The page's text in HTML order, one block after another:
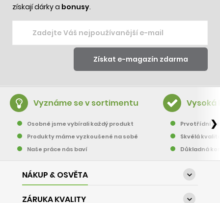
získají dárky a bonusy.
Vyznáme se v sortimentu
Osobně jsme vybírali každý produkt
Produkty máme vyzkoušené na sobě
Naše práce nás baví
Vysoká
Prvotřídní
Skvělá
Důkladná
❯
NÁKUP & OSVĚTA 
ZÁRUKA KVALITY 